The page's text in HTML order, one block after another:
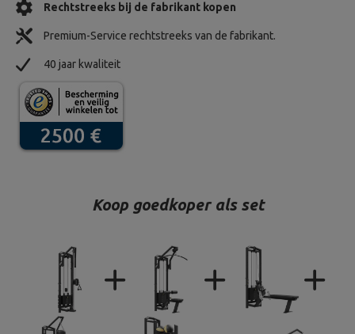
Rechtstreeks bij de fabrikant kopen
Premium-Service rechtstreeks van de fabrikant.
40 jaar kwaliteit
Koop goedkoper als set